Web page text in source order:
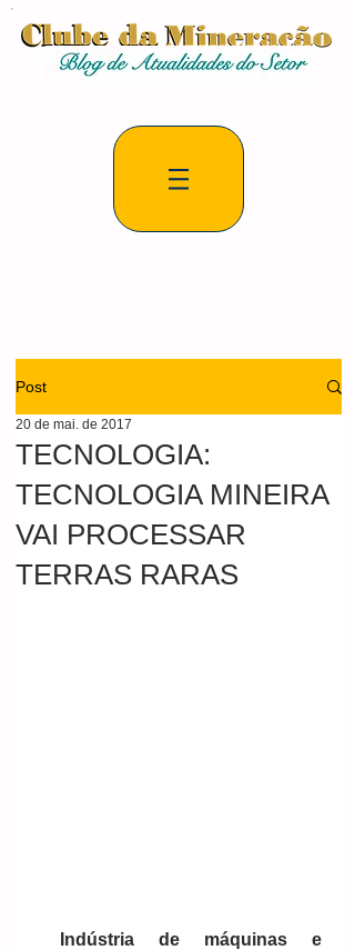
Post
TECNOLOGIA:
TECNOLOGIA MINEIRA
VAI PROCESSAR
TERRAS RARAS
20 de mai. de 2017
Indústria de máquinas e